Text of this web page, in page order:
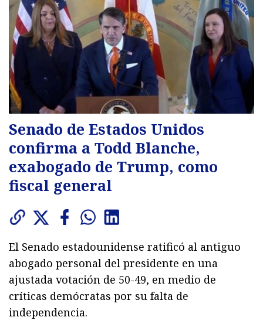
Senado de Estados Unidos
confirma a Todd Blanche,
exabogado de Trump, como
fiscal general
El Senado estadounidense ratificó al antiguo
abogado personal del presidente en una
ajustada votación de 50-49, en medio de
críticas demócratas por su falta de
independencia.